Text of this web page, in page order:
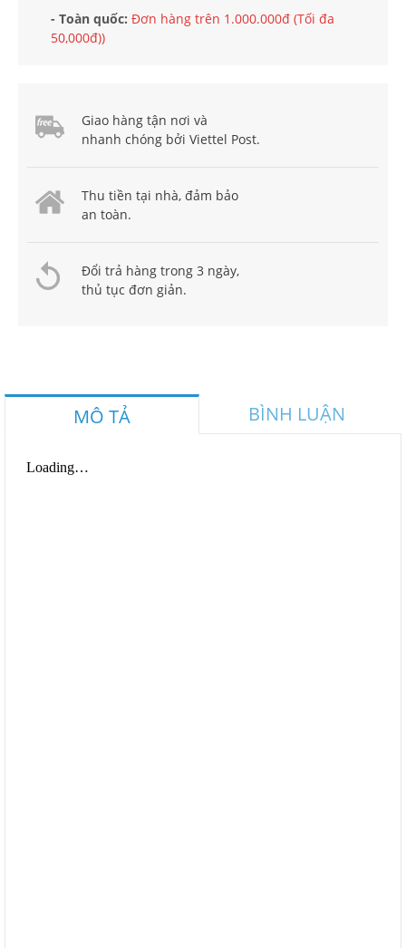
- Toàn quốc: Đơn hàng trên 1.000.000đ (Tối đa
50,000đ))
Giao hàng tận nơi và
nhanh chóng bởi Viettel Post.
Thu tiền tại nhà, đảm bảo
an toàn.
Đổi trả hàng trong 3 ngày,
thủ tục đơn giản.
MÔ TẢ BÌNH LUẬN